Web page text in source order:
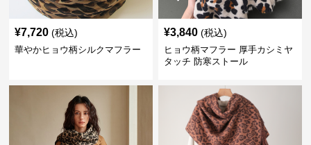
¥7,720 (税込)
華やかヒョウ柄シルクマフラー
¥3,840 (税込)
ヒョウ柄マフラー 厚手カシミヤ
タッチ 防寒ストール